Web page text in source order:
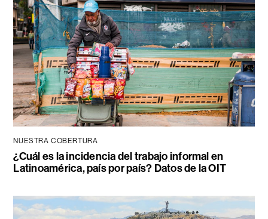
NUESTRA COBERTURA
¿Cuál es la incidencia del trabajo informal en
Latinoamérica, país por país? Datos de la OIT